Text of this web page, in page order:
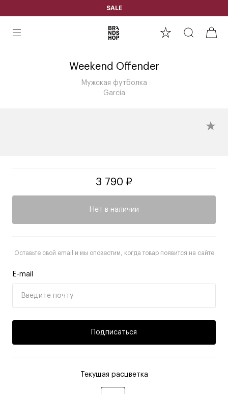
SALE
Weekend Offender
Мужская футболка
Garcia
3 790 ₽
Нет в наличии
Оставьте свой email и мы оповестим, когда товар появится на сайте
E-mail
Подписаться
Текущая расцветка